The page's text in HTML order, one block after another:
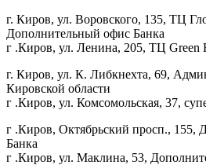
г. Киров, ул. Воровского, 135, ТЦ
Дополнительный офис Банка
г .Киров, ул. Ленина, 205, ТЦ Green
г. Киров, ул. К. Либкнехта, 69,
Кировской области
г .Киров, ул. Комсомольская, 37,
г .Киров, Октябрьский просп., 155,
Банка
г .Киров, ул. Маклина, 53,